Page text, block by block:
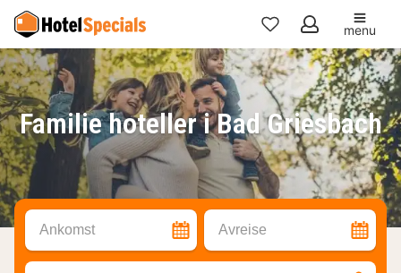
Mine
favoritter
menu
Familie hoteller i Bad Griesbach
Ankomst Avreise